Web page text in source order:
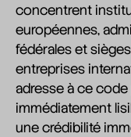
concentrent
européennes,
fédérales et
entreprises
adresse à ce
immédiatement
une crédibilité